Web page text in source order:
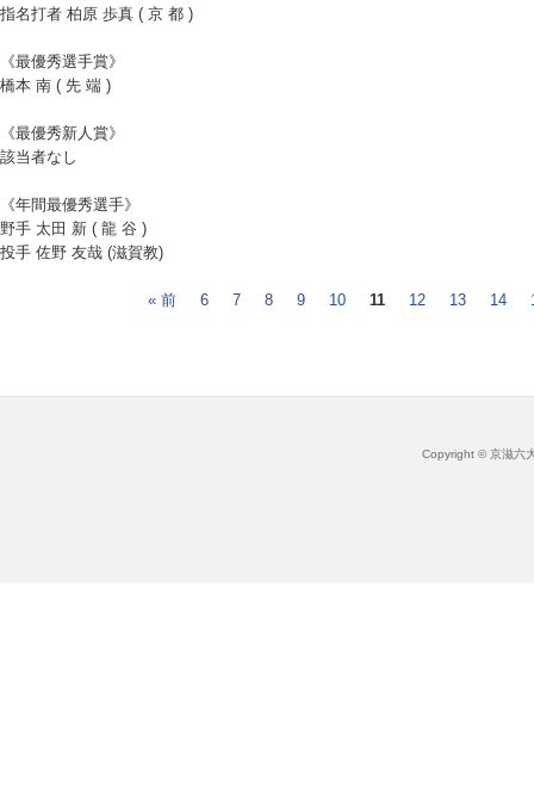
指名打者 柏原 歩真 ( 京 都 )
《最優秀選手賞》
橋本 南 ( 先 端 )
《最優秀新人賞》
該当者なし
《年間最優秀選手》
野手 太田 新 ( 龍 谷 )
投手 佐野 友哉 (滋賀教)
« 前 6 7 8 9 10 11 12 13 14
Copyright © 京滋六